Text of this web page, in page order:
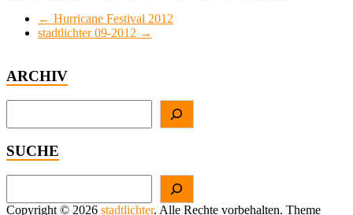
← Hurricane Festival 2012
stadtlichter 09-2012 →
ARCHIV
SUCHE
Copyright © 2026 stadtlichter. Alle Rechte vorbehalten. Theme